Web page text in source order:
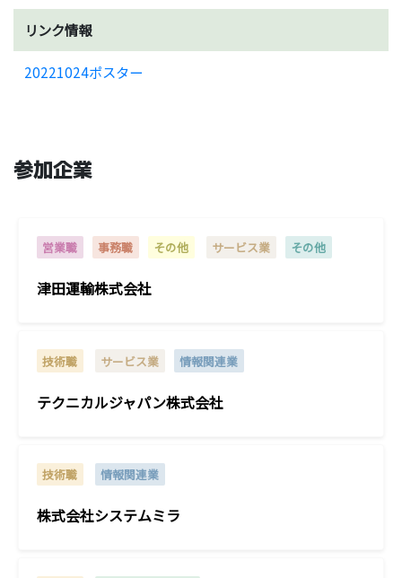
リンク情報
20221024ポスター
参加企業
営業職 事務職 その他 サービス業 その他
津田運輸株式会社
技術職 サービス業 情報関連業
テクニカルジャパン株式会社
技術職 情報関連業
株式会社システムミラ